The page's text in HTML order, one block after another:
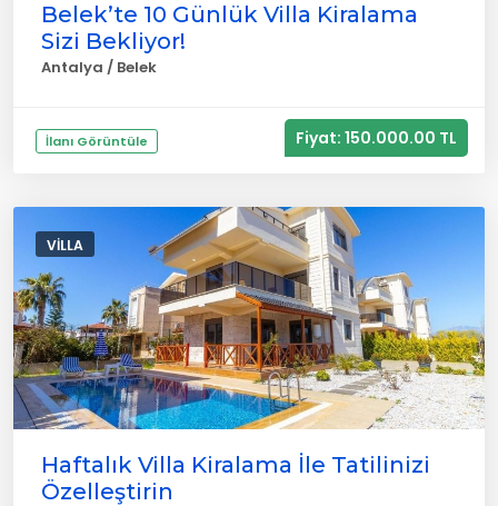
Belek’te 10 Günlük Villa Kiralama
Sizi Bekliyor!
Antalya / Belek
İlanı Görüntüle Fiyat: 150.000.00 TL
VILLA
Haftalık Villa Kiralama İle Tatilinizi
Özelleştirin